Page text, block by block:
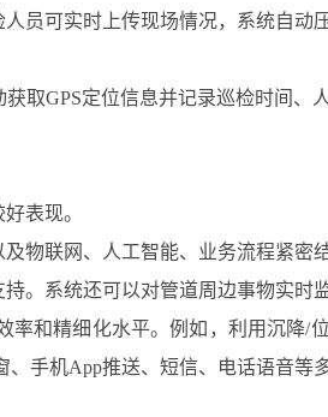
员可实时上传现场情况，系统自动
取GPS定位信息并记录巡检时间、
表现。
物联网、人工智能、业务流程紧密
。系统还可以对管道周边事物实时
和精细化水平。例如，利用沉降/
手机App推送、短信、电话语音等